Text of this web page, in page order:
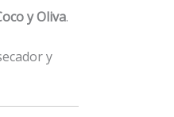
y Oliva.
y